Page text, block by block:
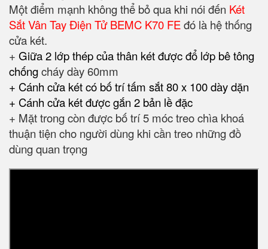
Một điểm mạnh không thể bỏ qua khi nói đến Két
Sắt Vân Tay Điện Tử BEMC K70 FEđó là hệ thống
cửa két.
+ Giữa 2 lớp thép của thân két được đổ lớp bê tông
chốngcháy dày 60mm
+ Cánh cửa két có bố trí tấm sắt 80 x 100 dày dặn
+ Cánh cửa két được gắn 2 bản lề đặc
+ Mặt trong còn được bố trí 5 móc treo chìa khoá
thuận tiện cho người dùng khi cần treo những đồ
dùng quan trọng